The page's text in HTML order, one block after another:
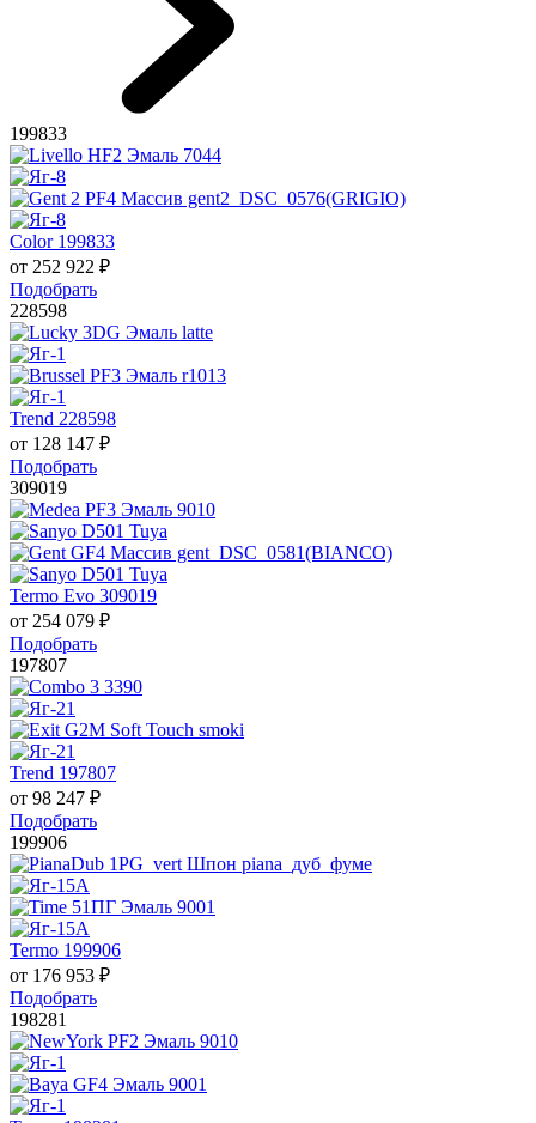
199833
Color 199833
от 252 922 ₽
Подобрать
228598
Trend 228598
от 128 147 ₽
Подобрать
309019
Termo Evo 309019
от 254 079 ₽
Подобрать
197807
Trend 197807
от 98 247 ₽
Подобрать
199906
Termo 199906
от 176 953 ₽
Подобрать
198281